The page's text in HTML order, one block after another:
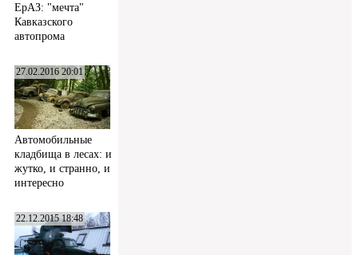
ЕрАЗ: "мечта"
Кавказского
автопрома
27.02.2016 20:01
Автомобильные
кладбища в лесах: и
жутко, и странно, и
интересно
22.12.2015 18:48